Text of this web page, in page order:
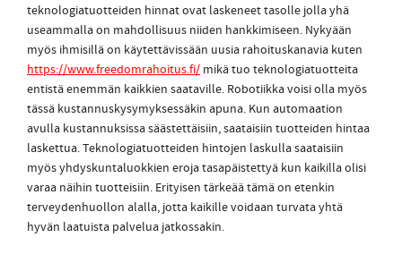
teknologiatuotteiden hinnat ovat laskeneet tasolle jolla yhä
useammalla on mahdollisuus niiden hankkimiseen. Nykyään
myös ihmisillä on käytettävissään uusia rahoituskanavia kuten
https://www.freedomrahoitus.fi/ mikä tuo teknologiatuotteita
entistä enemmän kaikkien saataville. Robotiikka voisi olla myös
tässä kustannuskysymyksessäkin apuna. Kun automaation
avulla kustannuksissa säästettäisiin, saataisiin tuotteiden hintaa
laskettua. Teknologiatuotteiden hintojen laskulla saataisiin
myös yhdyskuntaluokkien eroja tasapäistettyä kun kaikilla olisi
varaa näihin tuotteisiin. Erityisen tärkeää tämä on etenkin
terveydenhuollon alalla, jotta kaikille voidaan turvata yhtä
hyvän laatuista palvelua jatkossakin.